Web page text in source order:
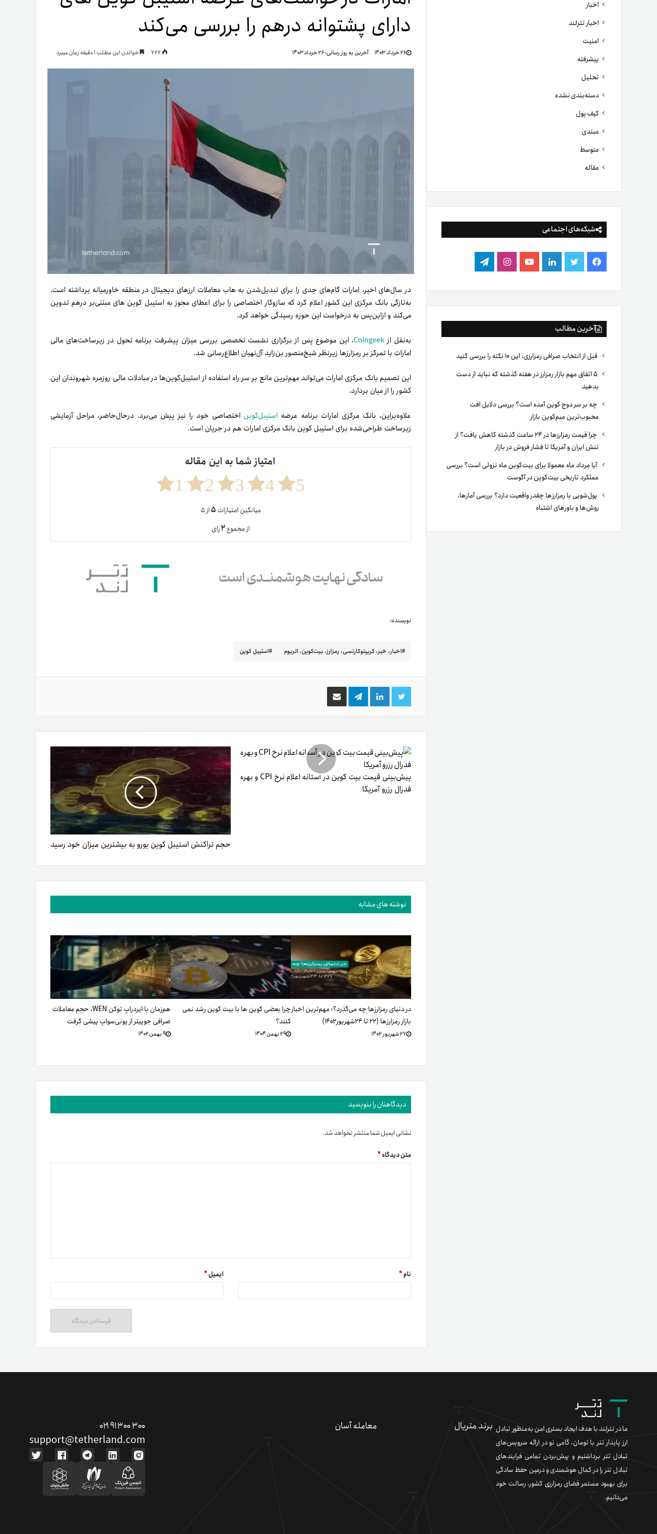
تنظیمات
دعوت دوستان
اخبار
اخبار تترلند
امنیت
پیشرفته
تحلیل
دسته‌بندی نشده
کیف پول
مبتدی
متوسط
مقاله
شبکه‌های اجتماعی
فیس
بوک
توییتر لینکدینیوتیوباینستاگرام
تلگرام
آخرین مطالب
قبل از انتخاب صرافی رمزارزی، این ۱۰ نکته را بررسی کنید
۵ اتفاق مهم بازار رمزارز در هفته گذشته که نباید از دست
بدهید
چه بر سر دوج کوین آمده است؟ بررسی دلایل افت
محبوب‌ترین میم‌کوین بازار
چرا قیمت رمزارزها در ۲۴ ساعت گذشته کاهش یافت؟ از
تنش ایران و آمریکا تا فشار فروش در بازار
آیا مرداد ماه معمولا برای بیت‌کوین ماه نزولی است؟ بررسی
عملکرد تاریخی بیت‌کوین در آگوست
پول‌شویی با رمزارزها چقدر واقعیت دارد؟ بررسی آمارها،
روش‌ها و باورهای اشتباه
دارای پشتوانه درهم را بررسی می‌کند
۲۶ خرداد ۱۴۰۳ آخرین به روز رسانی:۲۶ خرداد ۱۴۰۳ خواندن این مطلب 1 دقیقه زمان میبرد
در سال‌های اخیر، امارات گام‌های جدی را برای تبدیل‌شدن به هاب معاملات ارزهای دیجیتال در منطقه خاورمیانه برداشته است.
به‌تازگی بانک مرکزی این کشور اعلام کرد که سازوکار اختصاصی را برای اعطای مجوز به استیبل کوین های مبتنی‌بر درهم تدوین
می‌کند و از‌این‌پس به‌ درخواست این حوزه رسیدگی خواهد کرد.
به‌نقل از Coingeek، این موضوع پس از برگزاری نشست تخصصی بررسی میزان پیشرفت برنامه تحول در زیرساخت‌های مالی
امارات با تمرکز بر رمزارزها زیر‌نظر شیخ‌منصور بن‌زاید آل‌نهیان اطلاع‌رسانی شد.
این تصمیم بانک مرکزی امارات می‌تواند مهم‌ترین مانع بر سر راه استفاده از استیبل‌کوین‌ها در مبادلات مالی روزمره شهروندان این
کشور را از میان بردارد.
علاوه‌براین، بانک مرکزی امارات برنامه عرضه استیبل‌کوین اختصاصی خود را نیز پیش می‌برد. در‌حال‌حاضر، مراحل آزمایشی
زیرساخت طراحی‌شده برای استیبل کوین بانک مرکزی امارات هم در جریان است.
امتیاز شما به این مقاله
5
4
3
2
1
میانگین امتیازات ۵از ۵
از مجموع۲رای
نویسنده:
اخبار، خبر، کریپتوکارنسی، رمزارز، بیت‌کوین، اتریوم استیبل کوین
توییتر لینکدینتلگرام اشتراک
گذاری
ایمیل
پیش‌بینی قیمت بیت کوین در آستانه اعلام نرخ CPI و بهره
فدرال رزرو آمریکا
حجم تراکنش استیبل کوین یورو به بیشترین میزان خود رسید
نوشته های مشابه
در دنیای رمزارزها چه می‌گذرد؟؛ مهم‌ترین اخبار
بازار رمزارزها (۲۲ تا ۲۴شهریور۱۴۰۲)
۲۷ شهریور ۱۴۰۲
چرا بعضی کوین ها با بیت کوین رشد نمی
کنند؟
۲۹ بهمن ۱۴۰۴
هم‌زمان با ایردراپ توکن WEN، حجم معاملات
صرافی جوپیتر از یونی‌سواپ پیشی گرفت
۹ بهمن ۱۴۰۲
دیدگاهتان را بنویسید
نشانی ایمیل شما منتشر نخواهد شد.
متن دیدگاه*
نام* ایمیل*
ما در تترلند با هدف ایجاد بستری امن به‌منظور تبادل
ارز پایدار تتر با تومان، گامی نو در ارائه سرویس‌های
تبادل تتر برداشتیم و پیش‌بردن تمامی فرایندهای
تبادل تتر را در کمال هوشمندی و درعین حفظ سادگی
برای بهبود مستمر فضای رمزارزی کشور، رسالت خود
می‌دانیم.
برند متریال معامله آسان ۰۲۱ ۹۱ ۳۰۰ ۳۰۰
support@tetherland.com